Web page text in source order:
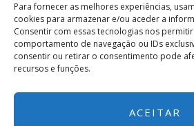
Para fornecer as melhores experiências,
cookies para armazenar e/ou aceder a
Consentir com essas tecnologias nos
comportamento de navegação ou IDs
consentir ou retirar o consentimento pode
recursos e funções.
ACEITAR